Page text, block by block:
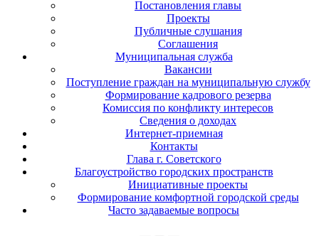
Постановления главы
Проекты
Публичные слушания
Соглашения
Муниципальная служба
Вакансии
Поступление граждан на муниципальную службу
Формирование кадрового резерва
Комиссия по конфликту интересов
Сведения о доходах
Интернет-приемная
Контакты
Глава г. Советского
Благоустройство городских пространств
Инициативные проекты
Формирование комфортной городской среды
Часто задаваемые вопросы